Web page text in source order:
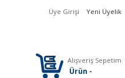
Üye Girişi Yeni Üyelik
Alışveriş Sepetim
Ürün -